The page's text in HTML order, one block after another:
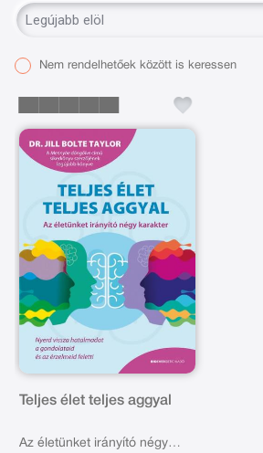
Nem rendelhetőek között is keressen
Teljes élet teljes aggyal
Az életünket irányító négy